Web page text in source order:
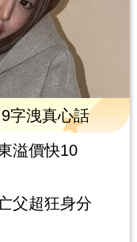
字洩真心話
溢價快10
父超狂身分